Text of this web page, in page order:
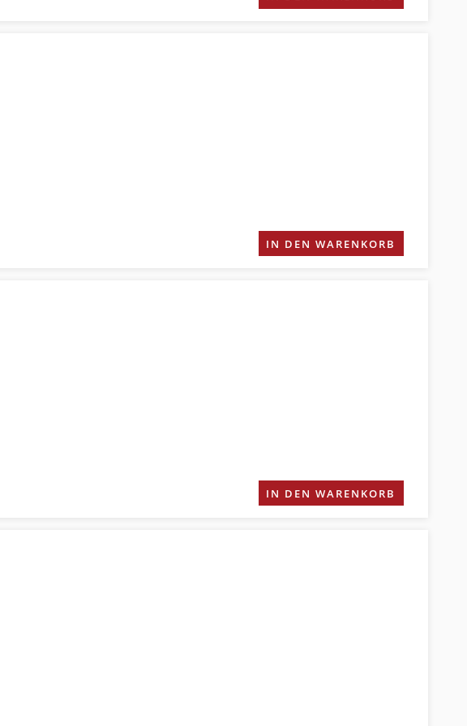
IN DEN WARENKORB
IN DEN WARENKORB